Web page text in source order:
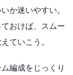
か迷いやすい。
おけば、スムー
ていこう。
編成をじっくり